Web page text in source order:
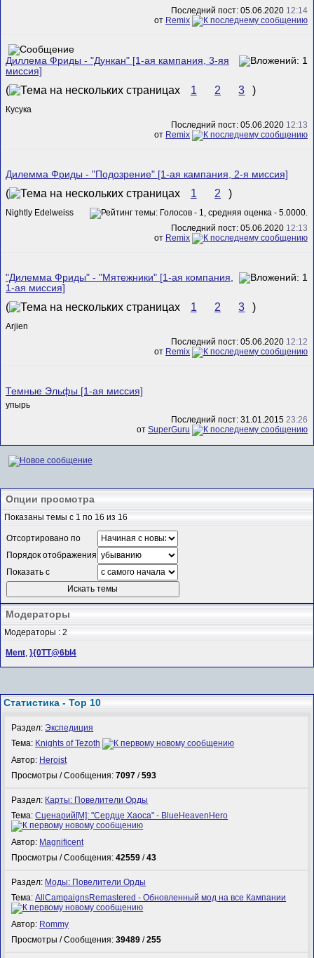
Последний пост: 05.06.2020 12:14
от Remix
Диллема Фриды - "Дункан" [1-ая кампания, 3-яя
миссия]
( 1 2 3 )
Кусука
Последний пост: 05.06.2020 12:13
от Remix
Дилемма Фриды - "Подозрение" [1-ая кампания, 2-я миссия]
( 1 2 )
Nightly Edelweiss
Последний пост: 05.06.2020 12:13
от Remix
"Дилемма Фриды" - "Мятежники" [1-ая компания,
1-ая миссия]
( 1 2 3 )
Arjien
Последний пост: 05.06.2020 12:12
от Remix
Темные Эльфы [1-ая миссия]
упырь
Последний пост: 31.01.2015 23:26
от SuperGuru
Опции просмотра
Показаны темы с 1 по 16 из 16
Отсортировано по
Порядок отображения
Показать с
Модераторы
Модераторы : 2
Ment, }{0TT@6bI4
Статистика - Top 10
Раздел:Экспедиция
Тема: Knights of Tezoth
Автор: Heroist
Просмотры / Сообщения:7097 /593
Раздел: Карты: Повелители Орды
Тема:Сценарий[M]: "Сердце Хаоса" - BlueHeavenHero
Автор: Magnificent
Просмотры / Сообщения:42559 /43
Раздел: Моды: Повелители Орды
Тема:AllCampaignsRemastered - Обновленный мод на все Кампании
Автор: Rommy
Просмотры / Сообщения:39489 /255